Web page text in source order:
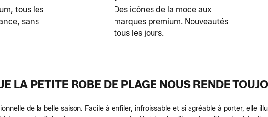
tous les
sans
Des icônes de la mode aux
marques premium. Nouveautés
tous les jours.
LA PETITE ROBE DE PLAGE NOUS RENDE
de la belle saison. Facile à enfiler, infroissable et si agréable à porter, elle